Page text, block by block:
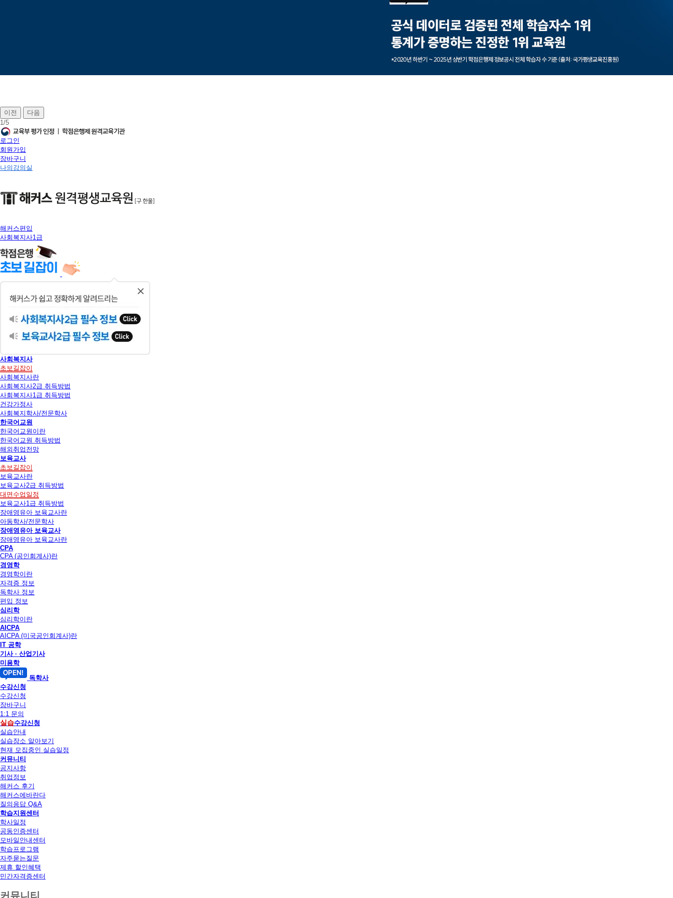
이전
다음
1/5
로그인
회원가입
장바구니
나의강의실
해커스편입
사회복지사1급
사회복지사
초보길잡이
사회복지사란
사회복지사2급 취득방법
사회복지사1급 취득방법
건강가정사
사회복지학사/전문학사
한국어교원
한국어교원이란
한국어교원 취득방법
해외취업전망
보육교사
초보길잡이
보육교사란
보육교사2급 취득방법
대면수업일정
보육교사1급 취득방법
장애영유아 보육교사란
아동학사/전문학사
장애영유아 보육교사
장애영유아 보육교사란
CPA
CPA (공인회계사)란
경영학
경영학이란
자격증 정보
독학사 정보
편입 정보
심리학
심리학이란
AICPA
AICPA (미국공인회계사)란
IT 공학
기사 · 산업기사
미용학
독학사
수강신청
수강신청
장바구니
1:1 문의
실습수강신청
실습안내
실습장소 알아보기
현재 모집중인 실습일정
커뮤니티
공지사항
취업정보
해커스 후기
해커스에바란다
질의응답 Q&A
학습지원센터
학사일정
공동인증센터
모바일안내센터
학습프로그램
자주묻는질문
제휴 할인혜택
민간자격증센터
커뮤니티